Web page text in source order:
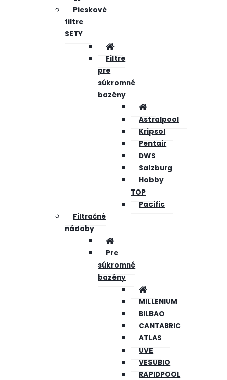
Pieskové
filtre
SETY
Filtre
pre
súkromné
bazény
Astralpool
Kripsol
Pentair
DWS
Salzburg
Hobby
TOP
Pacific
Filtračné
nádoby
Pre
súkromné
bazény
MILLENIUM
BILBAO
CANTABRIC
ATLAS
UVE
VESUBIO
RAPIDPOOL